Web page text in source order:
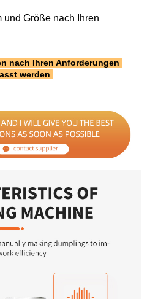
und Größe nach Ihren
nach Ihren Anforderungen
werden